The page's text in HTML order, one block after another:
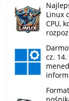
Linux
CPU,
cz.